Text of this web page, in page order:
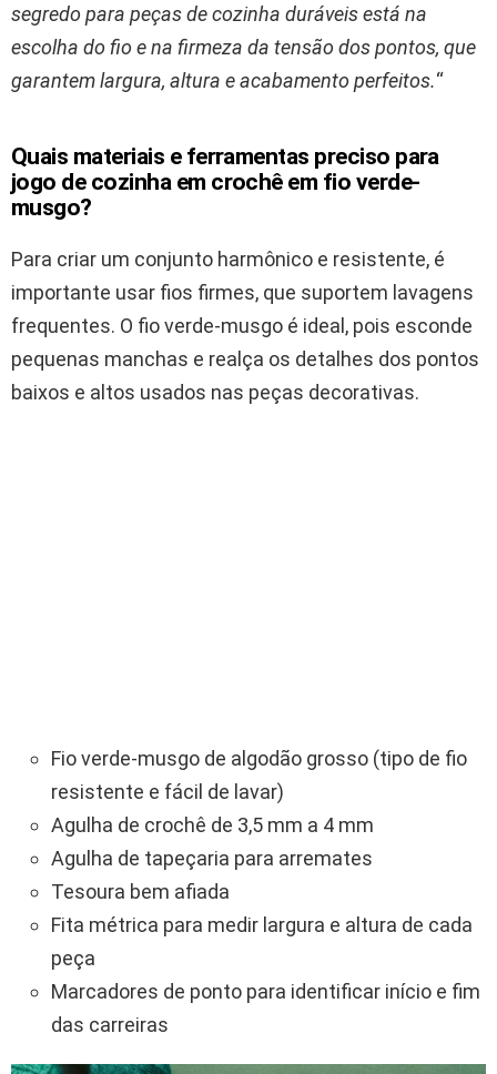
segredo para peças de cozinha duráveis está na
escolha do fio e na firmeza da tensão dos pontos, que
garantem largura, altura e acabamento perfeitos.“
Quais materiais e ferramentas preciso para
jogo de cozinha em crochê em fio verde-
musgo?
Para criar um conjunto harmônico e resistente, é
importante usar fios firmes, que suportem lavagens
frequentes. O fio verde-musgo é ideal, pois esconde
pequenas manchas e realça os detalhes dos pontos
baixos e altos usados nas peças decorativas.
Fio verde-musgo de algodão grosso (tipo de fio
resistente e fácil de lavar)
Agulha de crochê de 3,5 mm a 4 mm
Agulha de tapeçaria para arremates
Tesoura bem afiada
Fita métrica para medir largura e altura de cada
peça
Marcadores de ponto para identificar início e fim
das carreiras